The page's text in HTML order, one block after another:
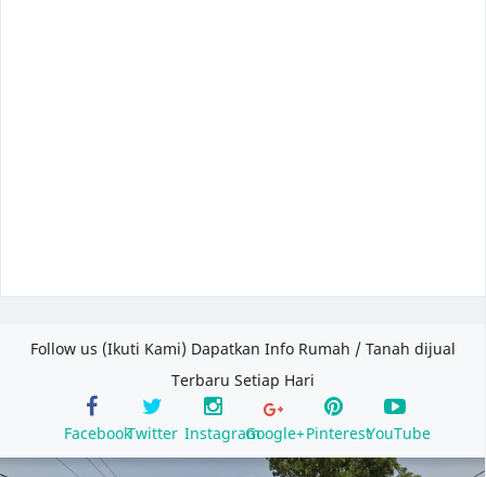
Follow us (Ikuti Kami) Dapatkan Info Rumah / Tanah dijual
Terbaru Setiap Hari
FacebookTwitter InstagramGoogle+PinterestYouTube